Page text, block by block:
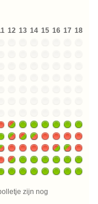
12 13 14 15 16 17 18
zijn nog